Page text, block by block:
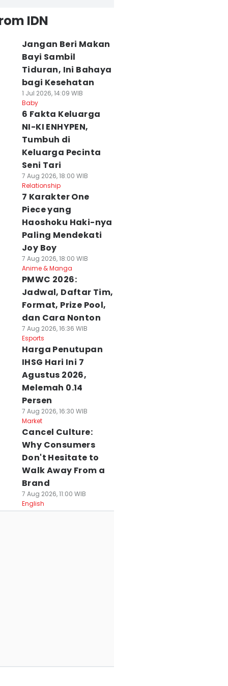
IDN
Jangan Beri Makan
Bayi Sambil
Tiduran, Ini Bahaya
bagi Kesehatan
1 Jul 2026, 14:09 WIB
Baby
6 Fakta Keluarga
NI-KI ENHYPEN,
Tumbuh di
Keluarga Pecinta
Seni Tari
7 Aug 2026, 18:00 WIB
Relationship
7 Karakter One
Piece yang
Haoshoku Haki-nya
Paling Mendekati
Joy Boy
7 Aug 2026, 18:00 WIB
Anime & Manga
PMWC 2026:
Jadwal, Daftar Tim,
Format, Prize Pool,
dan Cara Nonton
7 Aug 2026, 16:36 WIB
Esports
Harga Penutupan
IHSG Hari Ini 7
Agustus 2026,
Melemah 0.14
Persen
7 Aug 2026, 16:30 WIB
Market
Cancel Culture:
Why Consumers
Don't Hesitate to
Walk Away From a
Brand
7 Aug 2026, 11:00 WIB
English